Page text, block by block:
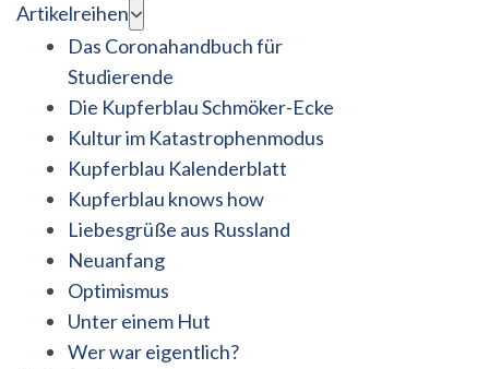
Artikelreihen
Das Coronahandbuch für
Studierende
Die Kupferblau Schmöker-Ecke
Kultur im Katastrophenmodus
Kupferblau Kalenderblatt
Kupferblau knows how
Liebesgrüße aus Russland
Neuanfang
Optimismus
Unter einem Hut
Wer war eigentlich?